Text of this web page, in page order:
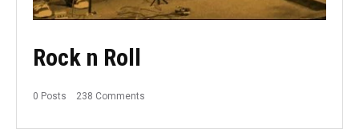
Rock n Roll
0 Posts 238 Comments